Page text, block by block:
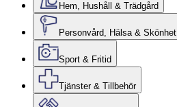
Hem, Hushåll & Trädgård
Personvård, Hälsa & Skönhet
Sport & Fritid
Tjänster & Tillbehör